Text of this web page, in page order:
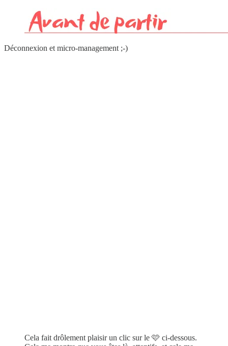
Déconnexion et micro-management ;-)
Cela fait drôlement plaisir un clic sur le 🩷 ci-dessous.